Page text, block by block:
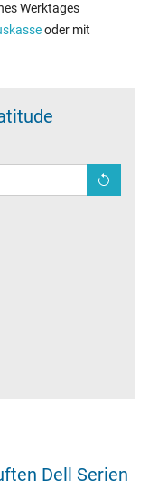
Werktages
oder mit
Dell Serien